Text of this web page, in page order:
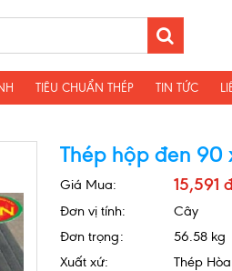
TIÊU CHUẨN THÉP TIN TỨC
Thép hộp đen 90
Giá Mua: 15,591
Đơn vị tính:
Cây
Đơn trọng:
56.58 kg
Xuất xứ:
Thép